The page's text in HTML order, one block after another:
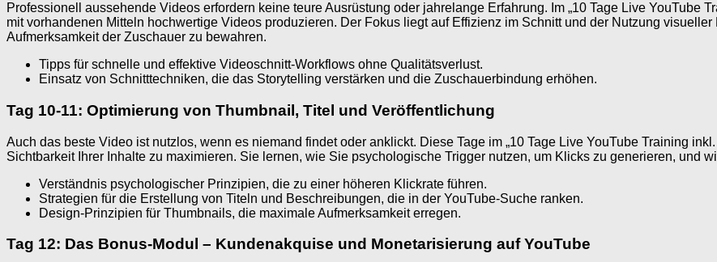
Professionell aussehende Videos erfordern keine teure Ausrüstung oder jahrelange Erfahrung. Im „10 Tage Live YouTube
mit vorhandenen Mitteln hochwertige Videos produzieren. Der Fokus liegt auf Effizienz im Schnitt und der Nutzung
Aufmerksamkeit der Zuschauer zu bewahren.
Tipps für schnelle und effektive Videoschnitt-Workflows ohne Qualitätsverlust.
Einsatz von Schnitttechniken, die das Storytelling verstärken und die Zuschauerbindung erhöhen.
Tag 10-11: Optimierung von Thumbnail, Titel und Veröffentlichung
Auch das beste Video ist nutzlos, wenn es niemand findet oder anklickt. Diese Tage im „10 Tage Live YouTube Training
Sichtbarkeit Ihrer Inhalte zu maximieren. Sie lernen, wie Sie psychologische Trigger nutzen, um Klicks zu generieren, und
Verständnis psychologischer Prinzipien, die zu einer höheren Klickrate führen.
Strategien für die Erstellung von Titeln und Beschreibungen, die in der YouTube-Suche ranken.
Design-Prinzipien für Thumbnails, die maximale Aufmerksamkeit erregen.
Tag 12: Das Bonus-Modul – Kundenakquise und Monetarisierung auf YouTube